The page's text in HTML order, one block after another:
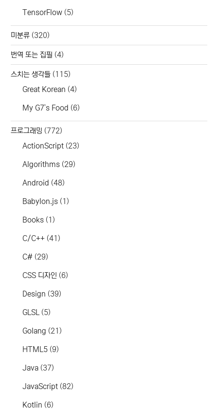
TensorFlow (5)
미분류 (320)
번역 또는 집필 (4)
스치는 생각들 (115)
Great Korean (4)
My G7's Food (6)
프로그래밍 (772)
ActionScript (23)
Algorithms (29)
Android (48)
Babylon.js (1)
Books (1)
C/C++ (41)
C# (29)
CSS 디자인 (6)
Design (39)
GLSL (5)
Golang (21)
HTML5 (9)
Java (37)
JavaScript (82)
Kotlin (6)